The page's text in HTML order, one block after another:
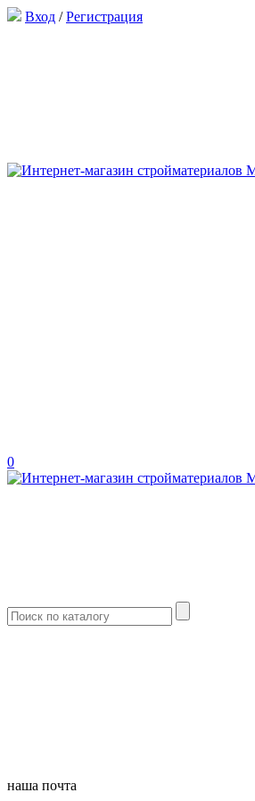
Вход /Регистрация
0
наша почта